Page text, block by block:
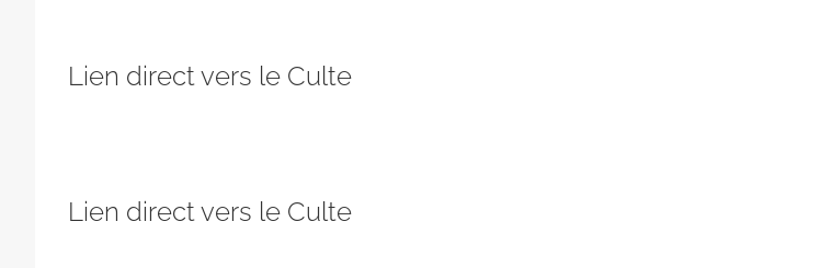
Lien direct vers le Culte
Lien direct vers le Culte